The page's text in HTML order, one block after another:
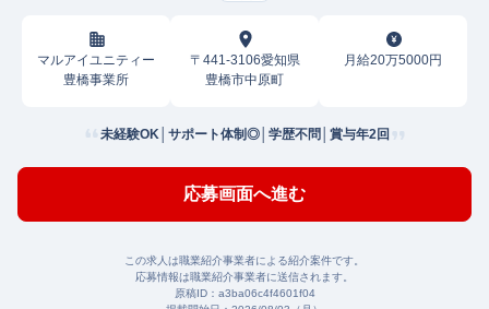
マルアイユニティー
豊橋事業所
〒441-3106愛知県
豊橋市中原町
月給20万5000円
未経験OK│サポート体制◎│学歴不問│賞与年2回
応募画面へ進む
この求人は職業紹介事業者による紹介案件です。
応募情報は職業紹介事業者に送信されます。
原稿ID： a3ba06c4f4601f04